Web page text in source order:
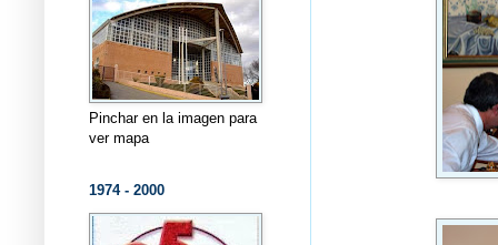
Pinchar en la imagen para
ver mapa
1974 - 2000